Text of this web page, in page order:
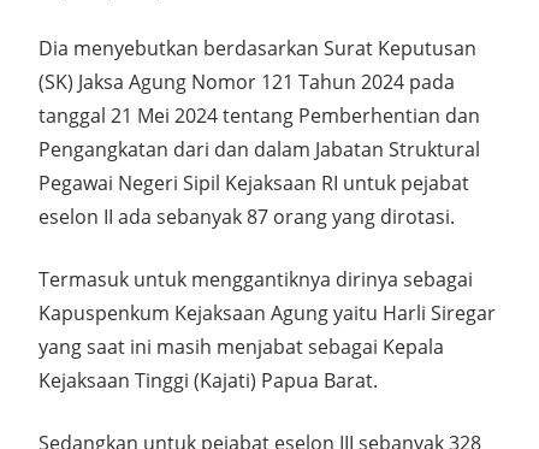
Dia menyebutkan berdasarkan Surat Keputusan
(SK) Jaksa Agung Nomor 121 Tahun 2024 pada
tanggal 21 Mei 2024 tentang Pemberhentian dan
Pengangkatan dari dan dalam Jabatan Struktural
Pegawai Negeri Sipil Kejaksaan RI untuk pejabat
eselon II ada sebanyak 87 orang yang dirotasi.
Termasuk untuk menggantiknya dirinya sebagai
Kapuspenkum Kejaksaan Agung yaitu Harli Siregar
yang saat ini masih menjabat sebagai Kepala
Kejaksaan Tinggi (Kajati) Papua Barat.
Sedangkan untuk pejabat eselon III sebanyak 328